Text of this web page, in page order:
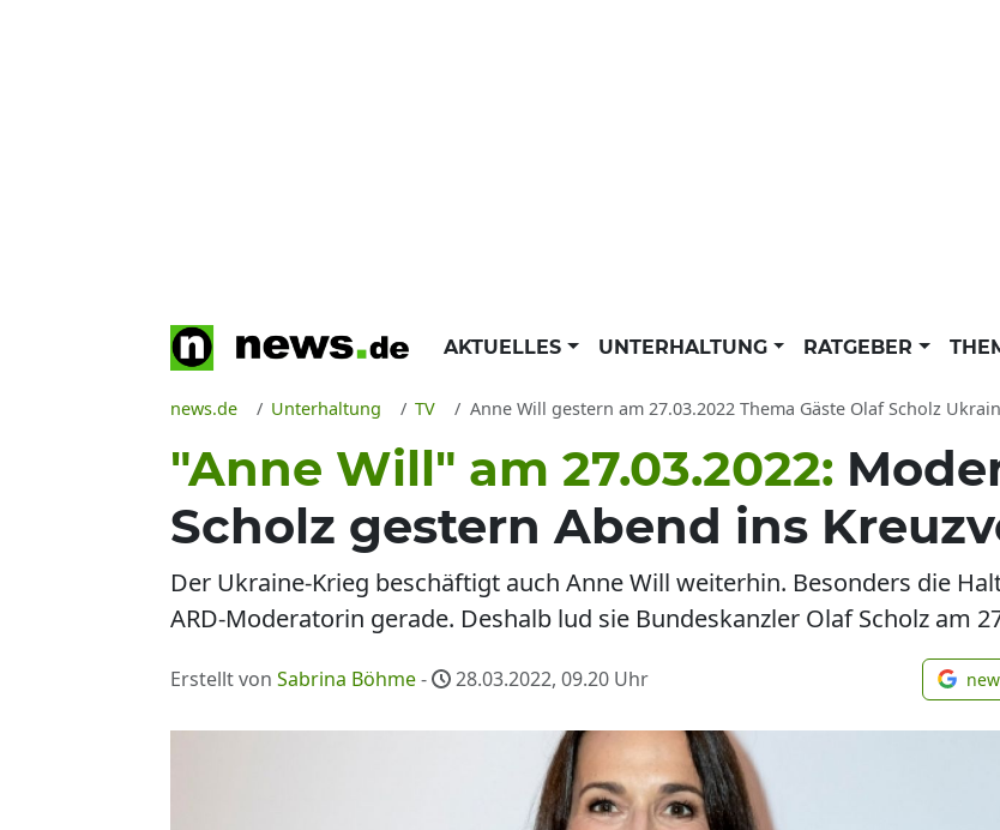
AKTUELLES UNTERHALTUNG RATGEBER
news.de Unterhaltung TV Anne Will gestern am 27.03.2022 Thema Gäste Olaf Scholz Ukraine-Krieg:
"Anne Will" am 27.03.2022:
Scholz gestern Abend ins
Der Ukraine-Krieg beschäftigt auch Anne Will weiterhin. Besonders die
ARD-Moderatorin gerade. Deshalb lud sie Bundeskanzler Olaf Scholz am
Erstellt von Sabrina Böhme- 28.03.2022, 09.20 Uhr